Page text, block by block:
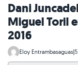
Dani
Miguel Toril
2016
Eloy Entrambasaguas|